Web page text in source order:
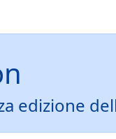
edizione